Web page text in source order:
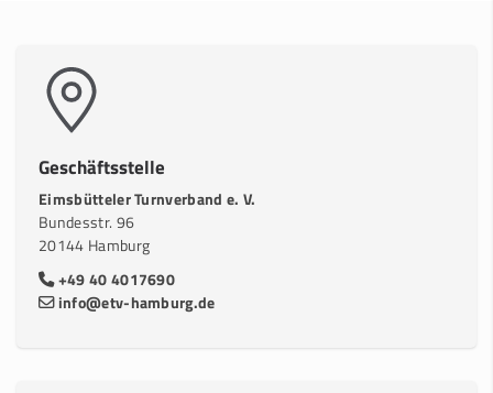
Geschäftsstelle
Eimsbütteler Turnverband e. V.
Bundesstr. 96
20144 Hamburg
+49 40 4017690
info@etv-hamburg.de